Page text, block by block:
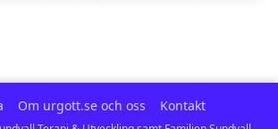
Om urgott.se och oss Kontakt